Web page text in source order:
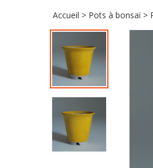
Accueil > Pots à bonsaï>